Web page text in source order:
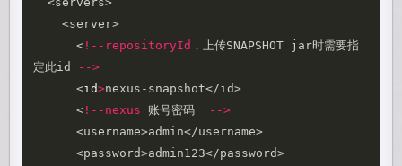
    <server>
      <
! --repositoryId ，上传SNAPSHOT jar时需要指
定此id
-->
      <
id>nexus-snapshot</id>
      <
! --nexus 账号密码 -->
      <username>admin</username>
      <password>admin123</password>